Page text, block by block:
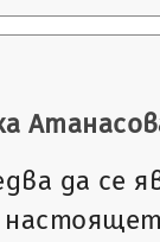
да се